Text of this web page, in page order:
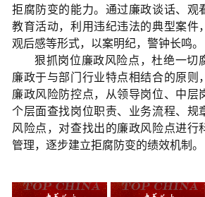
拒腐防变的能力。通过廉政谈话、观
教育活动，利用违纪违法的典型案件
观后感等形式，以案明纪，警钟长鸣。
狠抓岗位廉政风险点，杜绝一切
廉政于与部门行业特点相结合的原则
廉政风险防控点，从领导岗位、中层
个层面查找岗位职责、业务流程、规
风险点，对查找出的廉政风险点进行
管理，逐步建立拒腐防变的绩效机制。